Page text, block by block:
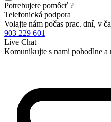
Potrebujete pomôcť ?
Telefonická podpora
Volajte nám počas prac. dní, v
903 229 601
Live Chat
Komunikujte s nami pohodlne